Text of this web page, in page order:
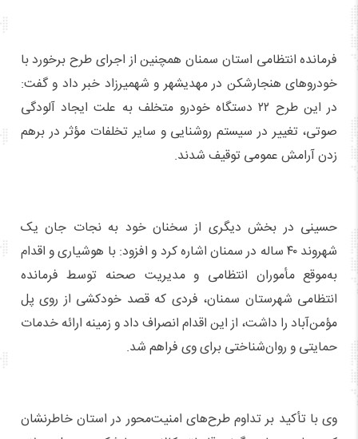
فرمانده انتظامی استان سمنان همچنین از اجرای طرح برخورد با
خودروهای هنجارشکن در مهدیشهر و شهمیرزاد خبر داد و گفت:
در این طرح ۲۲ دستگاه خودرو متخلف به علت ایجاد آلودگی
صوتی، تغییر در سیستم روشنایی و سایر تخلفات مؤثر در برهم
زدن آرامش عمومی توقیف شدند.
حسینی در بخش دیگری از سخنان خود به نجات جان یک
شهروند ۴۰ ساله در سمنان اشاره کرد و افزود: با هوشیاری و اقدام
به‌موقع مأموران انتظامی و مدیریت صحنه توسط فرمانده
انتظامی شهرستان سمنان، فردی که قصد خودکشی از روی پل
مؤمن‌آباد را داشت، از این اقدام انصراف داد و زمینه ارائه خدمات
حمایتی و روان‌شناختی برای وی فراهم شد.
وی با تأکید بر تداوم طرح‌های امنیت‌محور در استان خاطرنشان